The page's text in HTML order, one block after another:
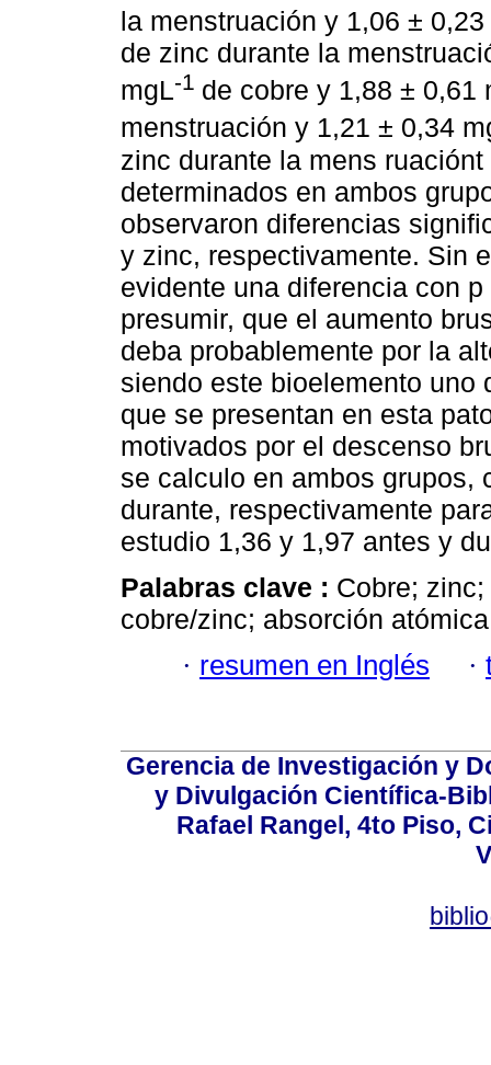
la menstruación y 1,06 ± 0,23
de zinc durante la
mgL-1 de cobre y 1,88 ± 0,61
menstruación y 1,21 ± 0,34
zinc durante la mens
determinados en ambos
observaron diferencias
y zinc, respectivamente. Sin
evidente una diferencia con
presumir, que el aumento
deba probablemente por la
siendo este bioelemento
que se presentan en esta
motivados por el descenso
se calculo en ambos grupos,
durante, respectivamente
estudio 1,36 y 1,97 antes y
Palabras clave : Cobre;
cobre/zinc; absorción
· resumen en Inglés ·
Gerencia de Investigación y
y Divulgación Científica-
Rafael Rangel, 4to Piso,